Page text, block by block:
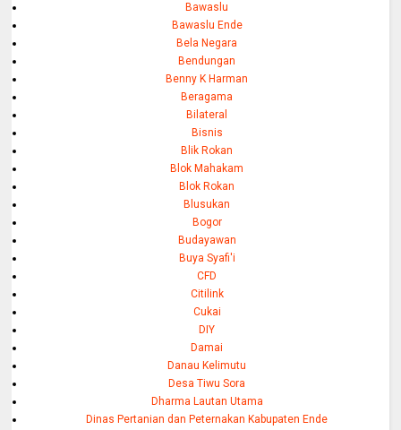
Bawaslu
Bawaslu Ende
Bela Negara
Bendungan
Benny K Harman
Beragama
Bilateral
Bisnis
Blik Rokan
Blok Mahakam
Blok Rokan
Blusukan
Bogor
Budayawan
Buya Syafi'i
CFD
Citilink
Cukai
DIY
Damai
Danau Kelimutu
Desa Tiwu Sora
Dharma Lautan Utama
Dinas Pertanian dan Peternakan Kabupaten Ende